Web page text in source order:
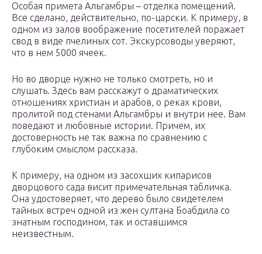
Особая примета Альгамбры – отделка помещений.
Все сделано, действительно, по-царски. К примеру, в
одном из залов воображение посетителей поражает
свод в виде пчелиных сот. Экскурсоводы уверяют,
что в нем 5000 ячеек.
Но во дворце нужно не только смотреть, но и
слушать. Здесь вам расскажут о драматических
отношениях христиан и арабов, о реках крови,
пролитой под стенами Альгамбры и внутри нее. Вам
поведают и любовные истории. Причем, их
достоверность не так важна по сравнению с
глубоким смыслом рассказа.
К примеру, на одном из засохших кипарисов
дворцового сада висит примечательная табличка.
Она удостоверяет, что дерево было свидетелем
тайных встреч одной из жен султана Боабдила со
знатным господином, так и оставшимся
неизвестным.